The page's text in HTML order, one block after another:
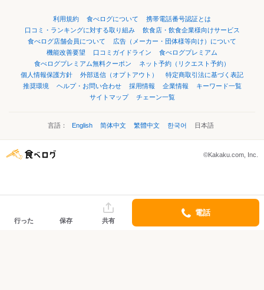
利用規約 食べログについて
携帯電話番号認証とは
口コミ・ランキングに対する取り組み
飲食店・飲食企業様向けサービス
食べログ店舗会員について
広告（メーカー・団体様等向け）について
機能改善要望
口コミガイドライン
食べログプレミアム
食べログプレミアム無料クーポン
ネット予約（リクエスト予約）
個人情報保護方針
外部送信（オプトアウト）
特定商取引法に基づく表記
推奨環境
ヘルプ・お問い合わせ 採用情報 企業情報
キーワード一覧
サイトマップ
チェーン一覧
言語： English 简体中文 繁體中文 한국어 日本語
©Kakaku.com, Inc.
行った 保存 共有
電話